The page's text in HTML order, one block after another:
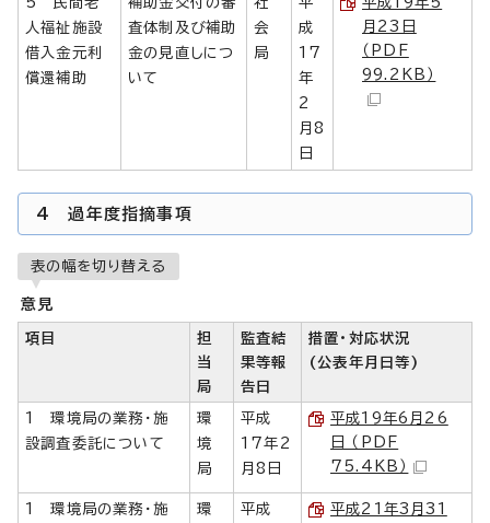
人福祉施設
借入金元利
償還補助
査体制及び補助
金の見直しにつ
いて
会
局
成
17
年
2
月8
日
月23日
（PDF
99.2KB）
4 過年度指摘事項
表の幅を切り替える
意見
項目
担
当
局
監査結
果等報
告日
措置・対応状況
(公表年月日等)
1 環境局の業務・施
設調査委託について
環
境
局
平成
17年2
月8日
平成19年6月26
日 （PDF
75.4KB）
1 環境局の業務・施
環
平成
平成21年3月31